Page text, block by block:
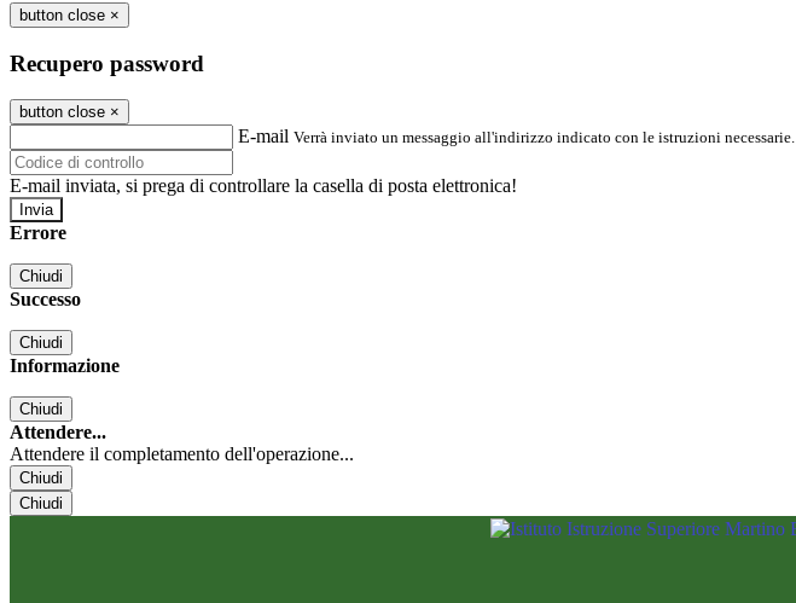
button close ×
Recupero password
button close ×
E-mail Verrà inviato un messaggio all'indirizzo indicato con le istruzioni necessarie.
E-mail inviata, si prega di controllare la casella di posta elettronica!
Errore
Chiudi
Successo
Chiudi
Informazione
Chiudi
Attendere...
Attendere il completamento dell'operazione...
Chiudi
Chiudi